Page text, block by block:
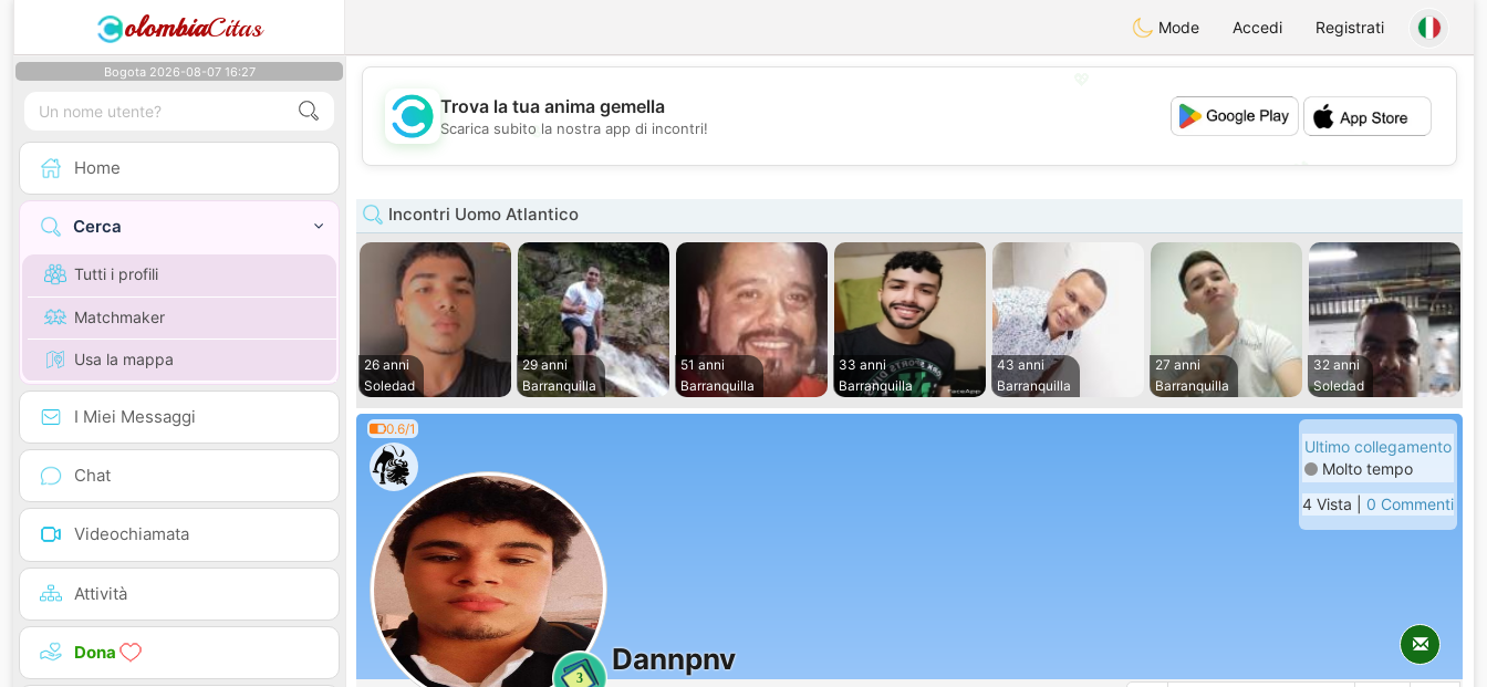
olombiaCitas Mode Accedi Registrati
Bogota 2026-08-07 16:27
Home
Cerca
Tutti i profili
Matchmaker
Usa la mappa
I Miei Messaggi
Chat
Videochiamata
Attività
Dona
💖
💕
Trova la tua anima gemella
Scarica subito la nostra app di incontri!
Incontri Uomo Atlantico
26 anni
Soledad
29 anni
Barranquilla
51 anni
Barranquilla
33 anni
Barranquilla
43 anni
Barranquilla
27 anni
Barranquilla
32 anni
Soledad
0.6/1
3
Dannpnv
Ultimo collegamento
Molto tempo
4 Vista | 0 Commenti